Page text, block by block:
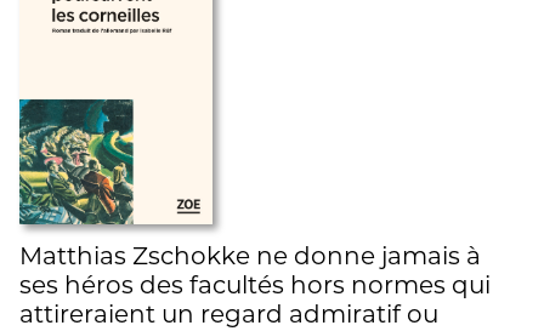
Matthias Zschokke ne donne jamais à
ses héros des facultés hors normes qui
attireraient un regard admiratif ou